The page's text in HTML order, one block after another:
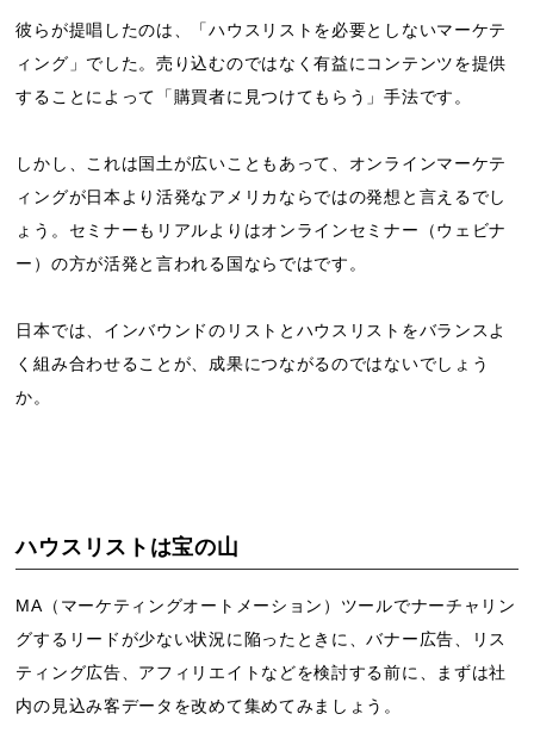
彼らが提唱したのは、「ハウスリストを必要としないマーケテ
ィング」でした。売り込むのではなく有益にコンテンツを提供
することによって「購買者に見つけてもらう」手法です。
しかし、これは国土が広いこともあって、オンラインマーケテ
ィングが日本より活発なアメリカならではの発想と言えるでし
ょう。セミナーもリアルよりはオンラインセミナー（ウェビナ
ー）の方が活発と言われる国ならではです。
日本では、インバウンドのリストとハウスリストをバランスよ
く組み合わせることが、成果につながるのではないでしょう
か。
ハウスリストは宝の山
MA（マーケティングオートメーション）ツールでナーチャリン
グするリードが少ない状況に陥ったときに、バナー広告、リス
ティング広告、アフィリエイトなどを検討する前に、まずは社
内の見込み客データを改めて集めてみましょう。